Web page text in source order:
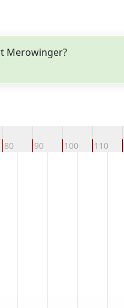
Merowinger?
80 90 100 110